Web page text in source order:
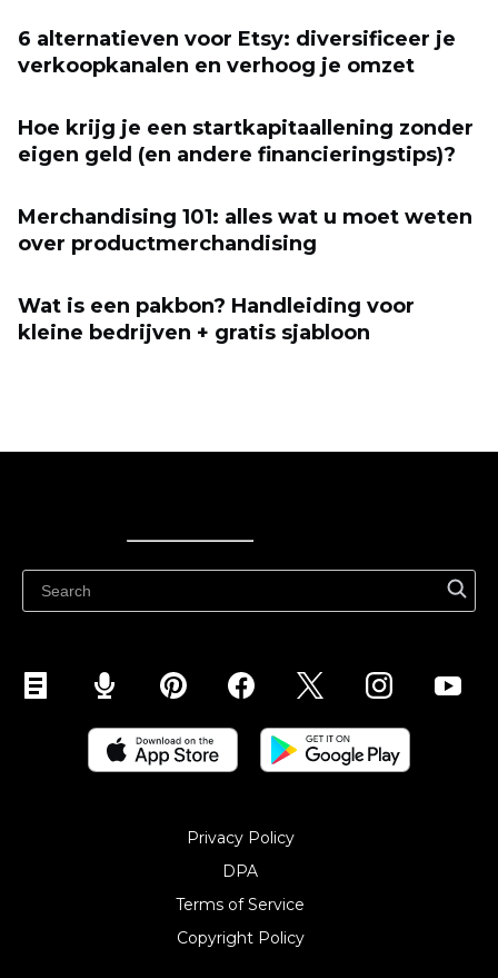
6 alternatieven voor Etsy: diversificeer je
verkoopkanalen en verhoog je omzet
Hoe krijg je een startkapitaallening zonder
eigen geld (en andere financieringstips)?
Merchandising 101: alles wat u moet weten
over productmerchandising
Wat is een pakbon? Handleiding voor
kleine bedrijven + gratis sjabloon
Privacy Policy
DPA
Terms of Service
Copyright Policy‎